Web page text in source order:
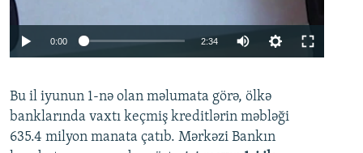
0:00 2:34
360p
480p
720p
Bu il iyunun 1-nə olan məlumata görə, ölkə
banklarında vaxtı keçmiş kreditlərin məbləği
635.4 milyon manata çatıb. Mərkəzi Bankın